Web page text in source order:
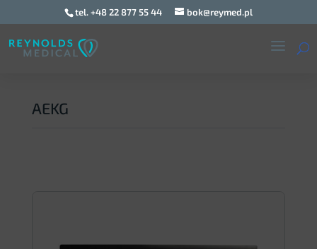
tel. +48 22 877 55 44 bok@reymed.pl
AEKG